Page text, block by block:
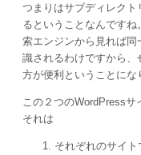
つまりはサブディレク
るということなんです
索エンジンから見れば
識されるわけですから
方が便利ということにな
この２つのWordPressサ
それは
それぞれのサイ